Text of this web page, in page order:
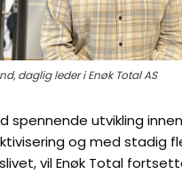
daglig leder i Enøk Total AS
spennende utvikling innen
og med stadig
vil Enøk Total